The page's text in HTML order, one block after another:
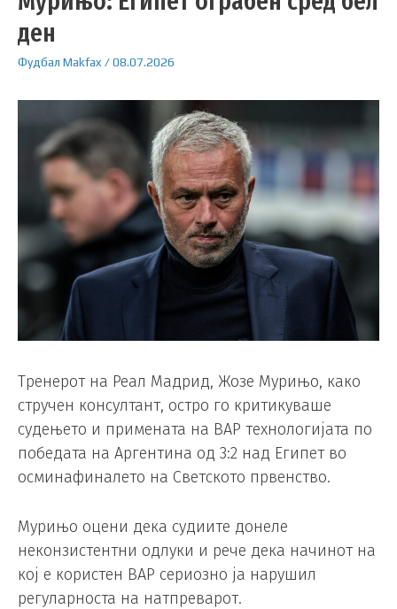
ден
Фудбал Makfax/08.07.2026
Тренерот на Реал Мадрид, Жозе Мурињо, како
стручен консултант, остро го критикуваше
судењето и примената на ВАР технологијата по
победата на Аргентина од 3:2 над Египет во
осминафиналето на Светското првенство.
Мурињо оцени дека судиите донеле
неконзистентни одлуки и рече дека начинот на
кој е користен ВАР сериозно ја нарушил
регуларноста на натпреварот.